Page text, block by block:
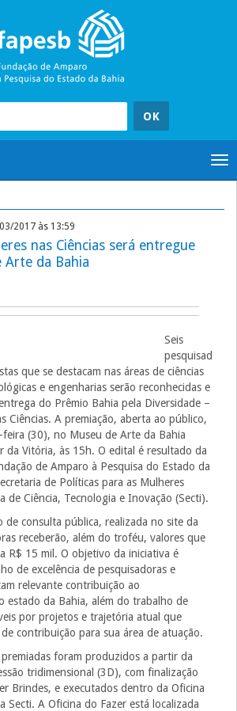
2017 às 13:59
nas Ciências será entregue
Arte da Bahia
Seis
pesquisad
que se destacam nas áreas de ciências
e engenharias serão reconhecidas e
do Prêmio Bahia pela Diversidade –
Ciências. A premiação, aberta ao público,
(30), no Museu de Arte da Bahia
da Vitória, às 15h. O edital é resultado da
de Amparo à Pesquisa do Estado da
de Políticas para as Mulheres
de Ciência, Tecnologia e Inovação (Secti).
de consulta pública, realizada no site da
receberão, além do troféu, valores que
R$ 15 mil. O objetivo da iniciativa é
de excelência de pesquisadoras e
relevante contribuição ao
estado da Bahia, além do trabalho de
por projetos e trajetória atual que
contribuição para sua área de atuação.
foram produzidos a partir da
tridimensional (3D), com finalização
Brindes, e executados dentro da Oficina
Secti. A Oficina do Fazer está localizada